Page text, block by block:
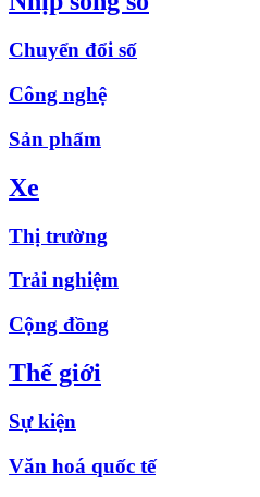
Chuyển đổi số
Công nghệ
Sản phẩm
Xe
Thị trường
Trải nghiệm
Cộng đồng
Thế giới
Sự kiện
Văn hoá quốc tế